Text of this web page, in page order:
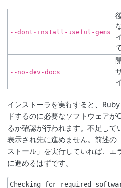
--dont-install-useful-gems
--no-dev-docs
インストーラを実行すると、
ドするのに必要なソフトウェアが
るか確認が行われます。不足して
表示され先に進めません。前述の
ストール」を実行していれば、エ
に進めるはずです。
Checking for required